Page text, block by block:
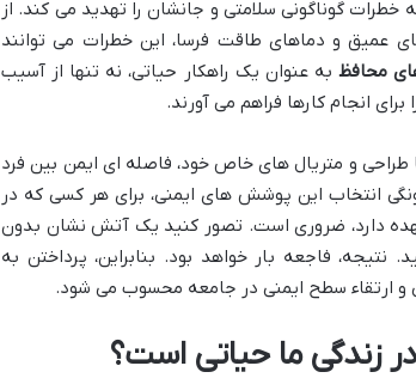
گوناگونی سلامتی و جانشان را تهدید می کند. از
عمیق و دماهای طاقت فرسا، این خطرات می توانند
محافظ به عنوان یک راهکار حیاتی، نه تنها از آسیب
انجام کارها فراهم می آورند.
و متریال های خاص خود، فاصله ای ایمن بین فرد
انتخاب این پوشش های ایمنی، برای هر کسی که در
عهده دارد، ضروری است. تصور کنید یک آتش نشان بدون
فاجعه بار خواهد بود. بنابراین، پرداختن به
و ارتقاء سطح ایمنی در جامعه محسوب می شود.
ما حیاتی است؟